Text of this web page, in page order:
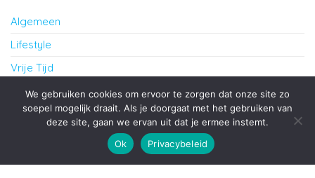
Algemeen
Lifestyle
Vrije Tijd
Wonen
Ondersteund doorWordPress |Thema:
We gebruiken cookies om ervoor te zorgen dat onze site zo
soepel mogelijk draait. Als je doorgaat met het gebruiken van
deze site, gaan we ervan uit dat je ermee instemt.
Ok
Privacybeleid